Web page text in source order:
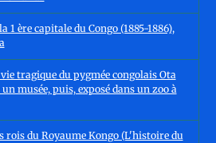
1 ère capitale du Congo (1885-1886),
tragique du pygmée congolais Ota
musée, puis, exposé dans un zoo à
rois du Royaume Kongo (L'histoire du